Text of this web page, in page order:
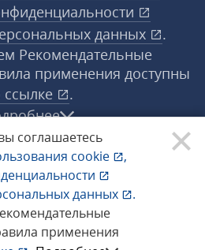
соглашаетесь
cookie
,
данных
.
применения
данных
.
Рекомендательные
применения доступны
ссылке
.
®. Все права
об ошибке